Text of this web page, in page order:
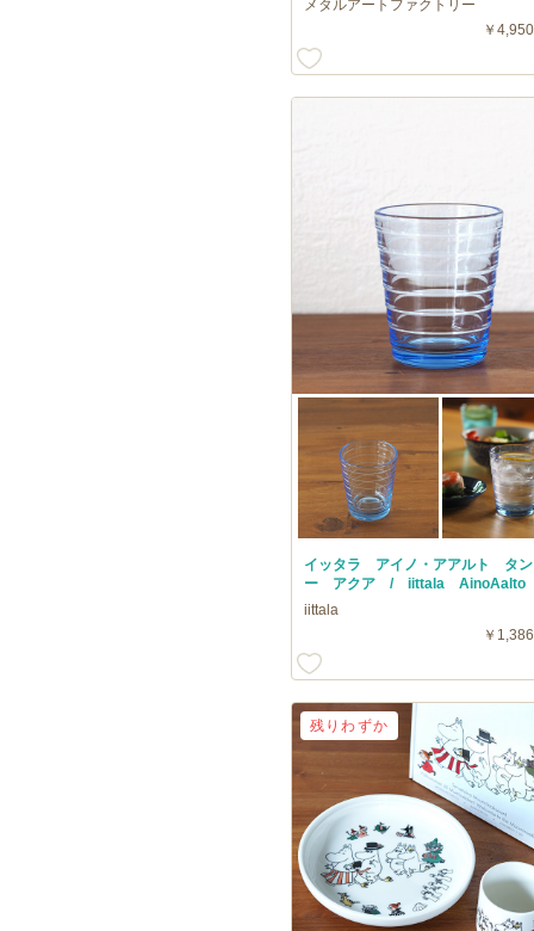
メタルアートファクトリー
￥
イッタラ アイノ・アアルト タン
ー アクア / iittala
iittala
￥
残りわずか